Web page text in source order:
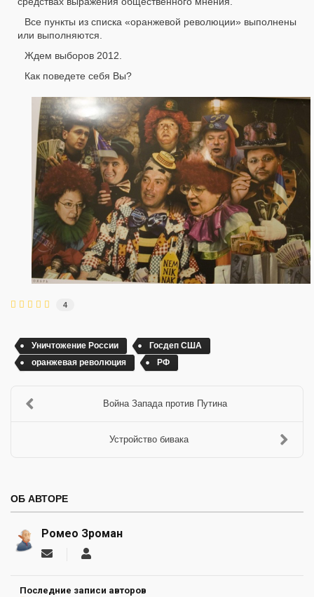
Все пункты из списка «оранжевой революции» выполнены
или выполняются.
Ждем выборов 2012.
Как поведете себя Вы?
4
Уничтожение России
Госдеп США
оранжевая революция
РФ
Война Запада против Путина
Устройство бивака
ОБ АВТОРЕ
Ромео Зроман
Подписаться
автора
Последние записи авторов